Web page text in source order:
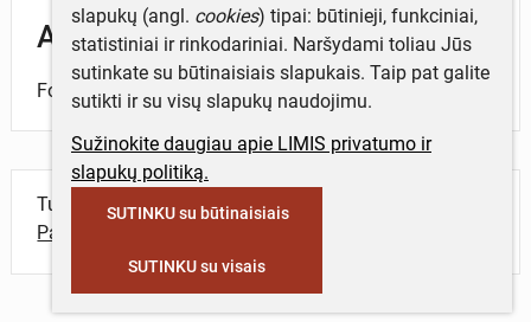
Aprašymas
Fotografijoje – žmogaus pakaušis stambiu planu.
Turite daugiau informacijos apie objektą?
Parašykite mums!
slapukų (angl. cookies) tipai: būtinieji, funkciniai,
statistiniai ir rinkodariniai. Naršydami toliau Jūs
sutinkate su būtinaisiais slapukais. Taip pat galite
sutikti ir su visų slapukų naudojimu.
Sužinokite daugiau apie LIMIS privatumo ir
slapukų politiką.
SUTINKU su būtinaisiais
SUTINKU su visais